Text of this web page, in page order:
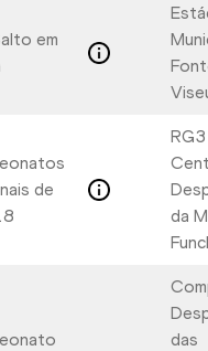
em
de
da
das